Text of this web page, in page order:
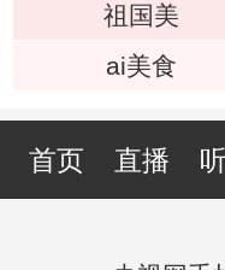
祖国美
ai美食
首页 直播